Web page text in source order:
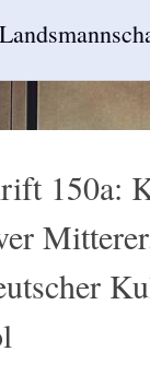
150a: